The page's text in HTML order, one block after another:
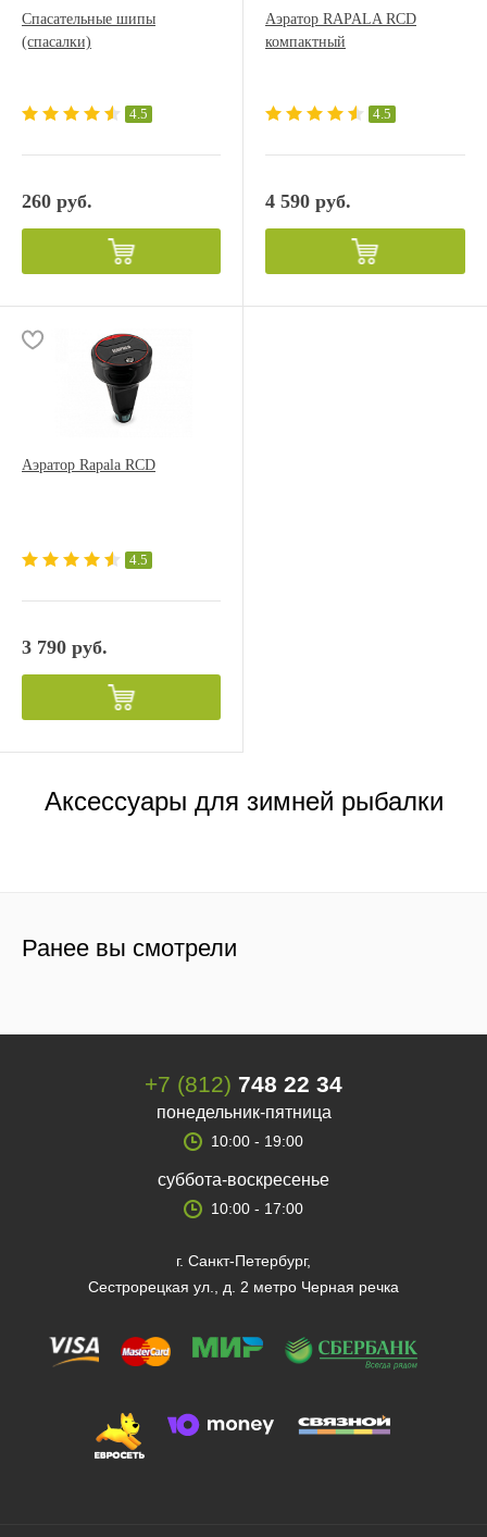
Спасательные шипы
(спасалки)
4.5
260 руб.
Аэратор RAPALA RCD
компактный
4.5
4 590 руб.
Аэратор Rapala RCD
4.5
3 790 руб.
Аксессуары для зимней рыбалки
Ранее вы смотрели
+7 (812) 748 22 34
понедельник-пятница
10:00 - 19:00
суббота-воскресенье
10:00 - 17:00
г. Санкт-Петербург,
Сестрорецкая ул., д. 2 метро Черная речка